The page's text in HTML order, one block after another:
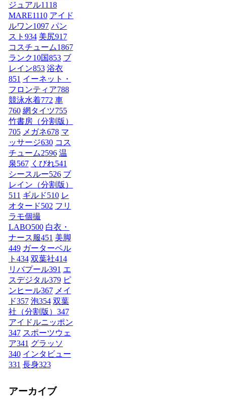
ジュアル1118
MARE1110 アイド
ルワン1097 パン
スト 934 美尻917
コスチューム1867
ランク10国853 ブ
レイン853 浴衣
851 イーネット・
フロンティア788
競泳水着772 車
760 網タイツ755
竹書房（分割版）
705 メガネ678 マ
ッサージ630 コス
チューム2596 温
泉567 くびれ541
シースルー526 ブ
レイン（分割版）
511 ギルド510 レ
オタード502 フリ
ラモ個撮
LABO500 白衣・
ナース服451 美脚
449 ガーターベル
ト 434 双葉社414
リバプール391 エ
スデジタル379 ピ
ンヒール367 メイ
ド357 泡354 双葉
社（分割版） 347
アイドルニッポン
347 スポーツウェ
ア341 グラッソ
340 インタビュー
331 長身323
アーカイブ